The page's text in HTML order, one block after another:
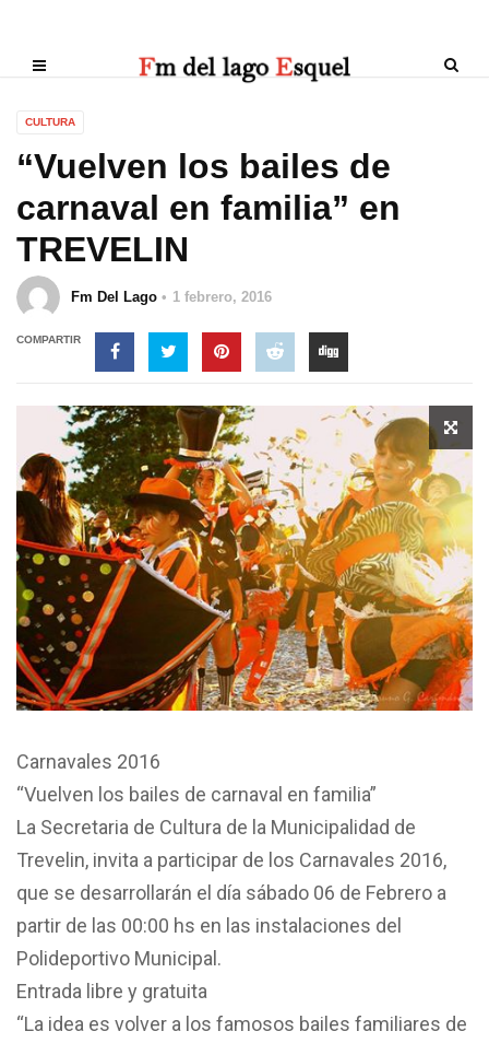
CULTURA
“Vuelven los bailes de
carnaval en familia” en
TREVELIN
Fm Del Lago 1 febrero, 2016
COMPARTIR
Carnavales 2016
“Vuelven los bailes de carnaval en familia”
La Secretaria de Cultura de la Municipalidad de
Trevelin, invita a participar de los Carnavales 2016,
que se desarrollarán el día sábado 06 de Febrero a
partir de las 00:00 hs en las instalaciones del
Polideportivo Municipal.
Entrada libre y gratuita
“La idea es volver a los famosos bailes familiares de